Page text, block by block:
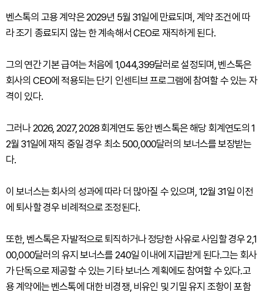
벤스톡의 고용 계약은 2029년 5월 31일에 만료되며, 계약 조건에 따
라 조기 종료되지 않는 한 계속해서 CEO로 재직하게 된다.
그의 연간 기본 급여는 처음에 1,044,399달러로 설정되며, 벤스톡은
회사의 CEO에 적용되는 단기 인센티브 프로그램에 참여할 수 있는 자
격이 있다.
그러나 2026, 2027, 2028 회계연도 동안 벤스톡은 해당 회계연도의 1
2월 31일에 재직 중일 경우 최소 500,000달러의 보너스를 보장받는
다.
이 보너스는 회사의 성과에 따라 더 많아질 수 있으며, 12월 31일 이전
에 퇴사할 경우 비례적으로 조정된다.
또한, 벤스톡은 자발적으로 퇴직하거나 정당한 사유로 사임할 경우 2,1
00,000달러의 유지 보너스를 240일 이내에 지급받게 된다.그는 회사
가 단독으로 제공할 수 있는 기타 보너스 계획에도 참여할 수 있다.고
용 계약에는 벤스톡에 대한 비경쟁, 비유인 및 기밀 유지 조항이 포함